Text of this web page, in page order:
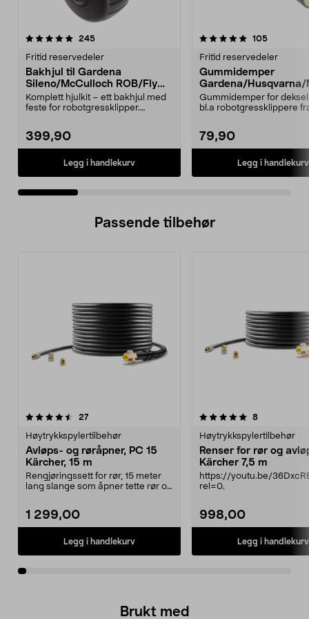
245anmeldelser
Fritid reservedeler
Bakhjul til Gardena
Sileno/McCulloch ROB/Flymo
Easilife
Komplett hjulkit – ett bakhjul med
feste for robotgressklipper.
399,90
Legg i handlekurv
5.0 av 5 stjerner 105
Fritid reservedeler
Gummidemper
Gardena/Husqvarna/
ch/Flymo
Gummidemper for
bl.a robotgressklippere
79,90
Legg i handlekurv
4.5 av 5 stjerner
Passende tilbehør
27anmeldelser
Høytrykkspylertilbehør
Avløps- og røråpner, PC 15
Kärcher, 15 m
Rengjøringssett for rør, 15 meter
lang slange som åpner tette rør og
1 299,00
Legg i handlekurv
5.0av 5 stjerner 8anmeldelser
Høytrykkspylertilbehør
Renser for rør og
Kärcher 7,5 m
https://youtu.be/
rel=0.
998,00
Legg i handlekurv
3.5av 5 stjerner
Brukt med